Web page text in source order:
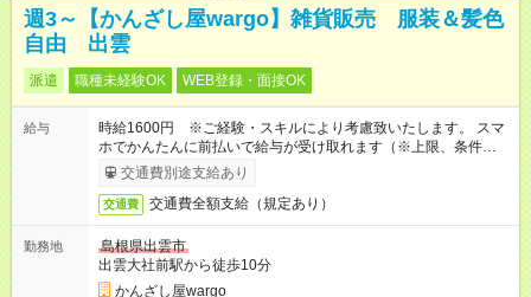
週3～【かんざし屋wargo】雑貨販売 服装＆髪色
自由 出雲
派遣 職種未経験OK WEB登録・面接OK
給与
時給1600円 ※ご経験・スキルにより考慮致いたします。 スマ
ホでかんたんに前払いで給与が受け取れます（※上限、条件あ
り）交通費別途支給あり
交通費 交通費全額支給（規定あり）
勤務地
島根県出雲市
出雲大社前駅から徒歩10分
かんざし屋wargo